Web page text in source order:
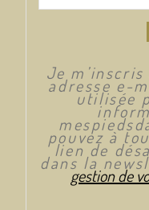
Je
adresse e-
utilisée
pouvez à
lien de
dans la
gestion de